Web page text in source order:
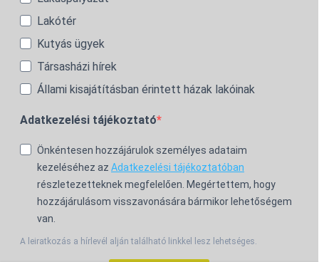
Lakótér
Kutyás ügyek
Társasházi hírek
Állami kisajátításban érintett házak lakóinak
Adatkezelési tájékoztató
Önkéntesen hozzájárulok személyes adataim
kezeléséhez az Adatkezelési tájékoztatóban
részletezetteknek megfelelően. Megértettem, hogy
hozzájárulásom visszavonására bármikor lehetőségem
van.
A leiratkozás a hírlevél alján található linkkel lesz lehetséges.